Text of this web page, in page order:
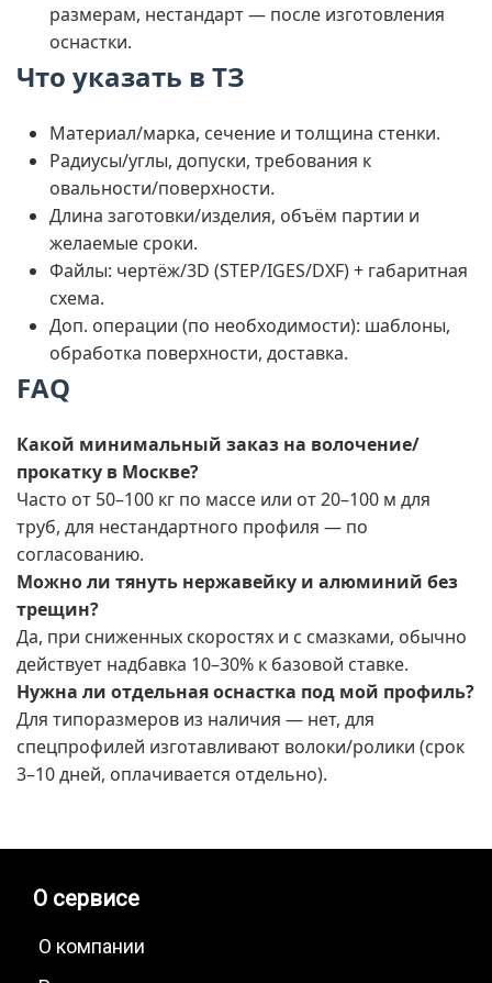
размерам, нестандарт — после изготовления
оснастки.
Что указать в ТЗ
Материал/марка, сечение и толщина стенки.
Радиусы/углы, допуски, требования к
овальности/поверхности.
Длина заготовки/изделия, объём партии и
желаемые сроки.
Файлы: чертёж/3D (STEP/IGES/DXF) + габаритная
схема.
Доп. операции (по необходимости): шаблоны,
обработка поверхности, доставка.
FAQ
Какой минимальный заказ на волочение/
прокатку в Москве?
Часто от 50–100 кг по массе или от 20–100 м для
труб, для нестандартного профиля — по
согласованию.
Можно ли тянуть нержавейку и алюминий без
трещин?
Да, при сниженных скоростях и с смазками, обычно
действует надбавка 10–30% к базовой ставке.
Нужна ли отдельная оснастка под мой профиль?
Для типоразмеров из наличия — нет, для
спецпрофилей изготавливают волоки/ролики (срок
3–10 дней, оплачивается отдельно).
О сервисе
О компании